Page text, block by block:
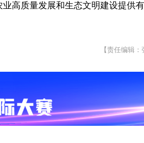
高质量发展和生态文明建设提供
【责任编辑：